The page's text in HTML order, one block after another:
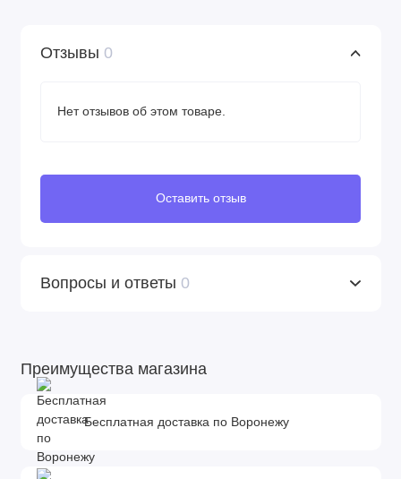
Отзывы 0
Нет отзывов об этом товаре.
Оставить отзыв
Вопросы и ответы 0
Преимущества магазина
Бесплатная доставка по Воронежу